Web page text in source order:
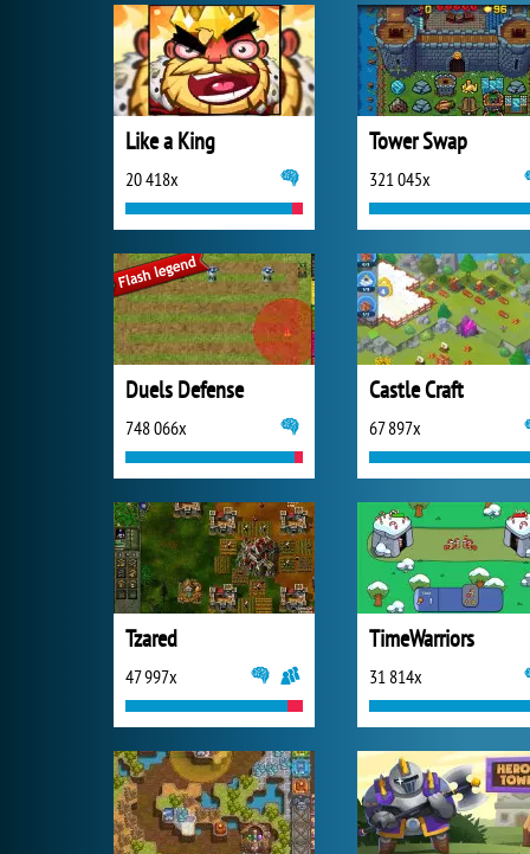
Like a King
20 418x
Tower Swap
321 045x
Duels Defense
748 066x
Castle Craft
67 897x
Tzared
47 997x
TimeWarriors
31 814x